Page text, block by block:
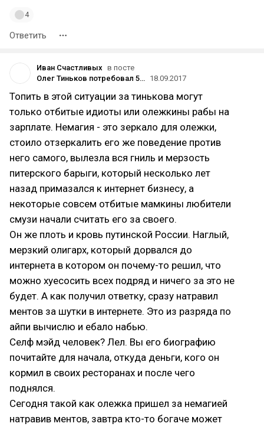
4
Ответить
Иван Счастливых в посте
Олег Тиньков потребовал 500 тысяч рублей от дуэта «Немагия» за моральный ущерб 18.09.2017
Топить в этой ситуации за тинькова могут
только отбитые идиоты или олежкины рабы на
зарплате. Немагия - это зеркало для олежки,
стоило отзеркалить его же поведение против
него самого, вылезла вся гниль и мерзость
питерского барыги, который несколько лет
назад примазался к интернет бизнесу, а
некоторые совсем отбитые мамкины любители
смузи начали считать его за своего.
Он же плоть и кровь путинской России. Наглый,
мерзкий олигарх, который дорвался до
интернета в котором он почему-то решил, что
можно хуесосить всех подряд и ничего за это не
будет. А как получил ответку, сразу натравил
ментов за шутки в интернете. Это из разряда по
айпи вычислю и ебало набью.
Селф мэйд человек? Лел. Вы его биографию
почитайте для начала, откуда деньги, кого он
кормил в своих ресторанах и после чего
поднялся.
Сегодня такой как олежка пришел за немагией
натравив ментов, завтра кто-то богаче может